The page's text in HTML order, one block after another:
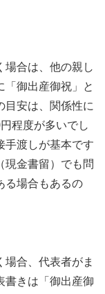
場合は、他の親し
「御出産御祝」と
目安は、関係性に
程度が多いでし
手渡しが基本です
現金書留）でも問
る場合もあるの
合、代表者がま
書きは「御出産御